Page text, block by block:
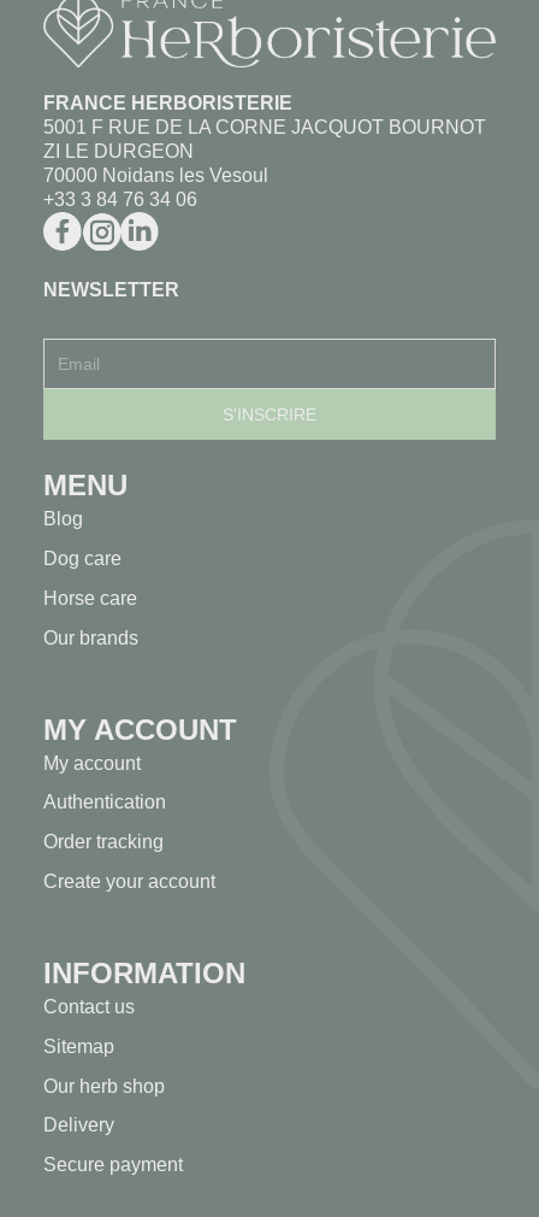
FRANCE HERBORISTERIE
5001 F RUE DE LA CORNE JACQUOT BOURNOT
ZI LE DURGEON
70000 Noidans les Vesoul
+33 3 84 76 34 06
NEWSLETTER
MENU
Blog
Dog care
Horse care
Our brands
MY ACCOUNT
My account
Authentication
Order tracking
Create your account
INFORMATION
Contact us
Sitemap
Our herb shop
Delivery
Secure payment